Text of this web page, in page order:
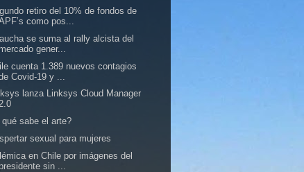
retiro del 10% de fondos de
como pos...
se suma al rally alcista del
mercado gener...
cuenta 1.389 nuevos contagios
Covid-19 y ...
lanza Linksys Cloud Manager
qué sabe el arte?
sexual para mujeres
en Chile por imágenes del
presidente sin ...